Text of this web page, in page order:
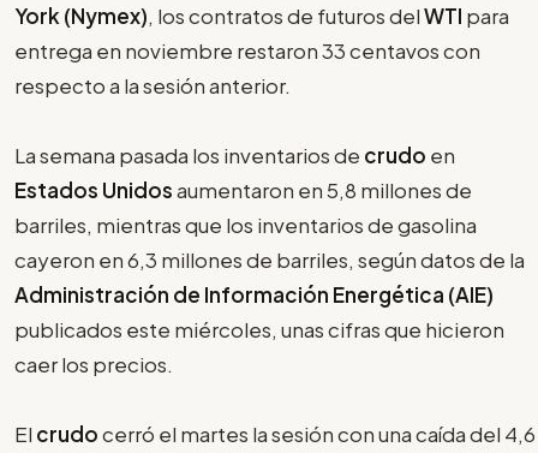
York (Nymex), los contratos de futuros delWTI para
entrega en noviembre restaron 33 centavos con
respecto a la sesión anterior.
La semana pasada los inventarios de crudo en
Estados Unidosaumentaron en 5,8 millones de
barriles, mientras que los inventarios de gasolina
cayeron en 6,3 millones de barriles, según datos de la
Administración de Información Energética (AIE)
publicados este miércoles, unas cifras que hicieron
caer los precios.
El crudocerró el martes la sesión con una caída del 4,6